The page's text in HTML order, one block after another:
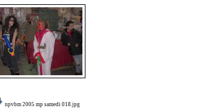
npvbm 2005 mp samedi 018.jpg